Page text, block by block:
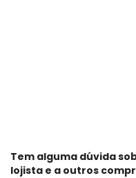
Tem alguma dúvida
lojista e a outros